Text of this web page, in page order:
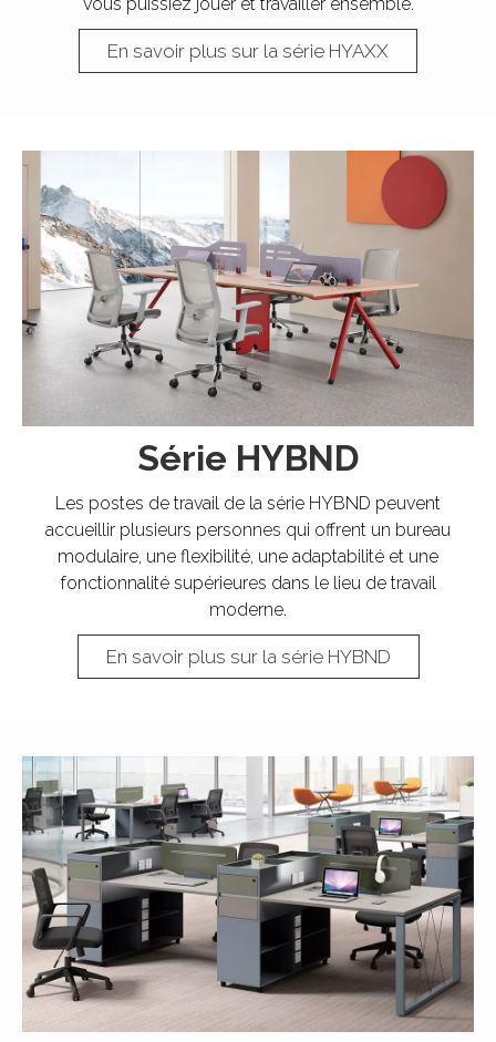
En savoir plus sur la série HYAXX
Série HYBND
Les postes de travail de la série HYBND peuvent
accueillir plusieurs personnes qui offrent un bureau
modulaire, une flexibilité, une adaptabilité et une
fonctionnalité supérieures dans le lieu de travail
moderne.​​​​​​​
En savoir plus sur la série HYBND